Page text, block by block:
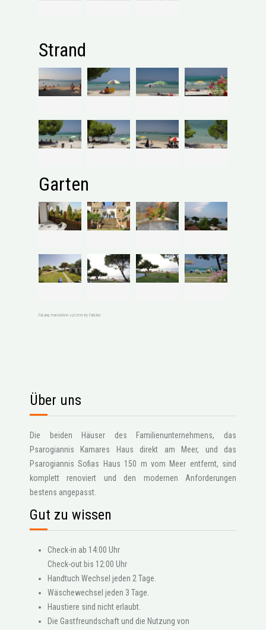
Strand
Garten
FaLang translation system by Faboba
Über uns
Die beiden Häuser des Familienunternehmens, das
Psarogiannis Kamares Haus direkt am Meer, und das
Psarogiannis Sofias Haus 150 m vom Meer entfernt, sind
komplett renoviert und den modernen Anforderungen
bestens angepasst.
Gut zu wissen
Check-in ab 14:00 Uhr
Check-out bis 12:00 Uhr
Handtuch Wechsel jeden 2 Tage.
Wäschewechsel jeden 3 Tage.
Haustiere sind nicht erlaubt.
Die Gastfreundschaft und die Nutzung von